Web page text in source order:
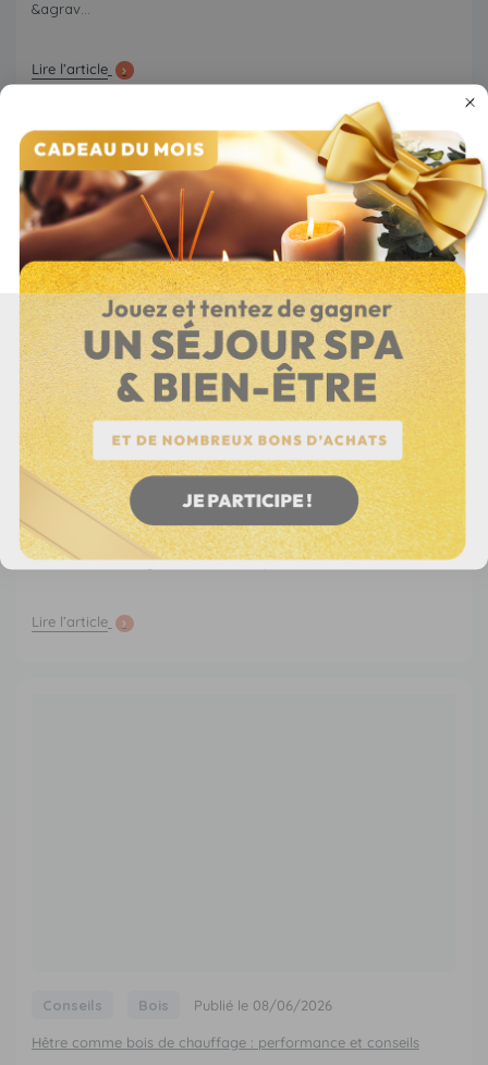
&agrav...
Lire l’article
Conseils
Combien de granulés consomme-t-on par hiver ? Calcul selon
la surface
En moyenne, une maison de 100 m² bien isolée brûle entre 1,5
et 2,5 tonnes de granulés de bois par hiver. C'est le chiffr...
Lire l’article
Conseils Bois Publié le 08/06/2026
Hêtre comme bois de chauffage : performance et conseils